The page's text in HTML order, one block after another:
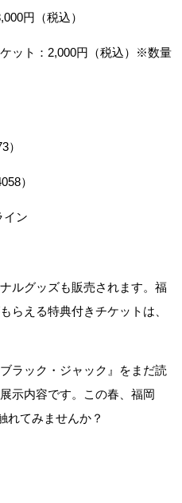
円（税込）
ット：2,000円（税込）※数量
）
）
イン
ルグッズも販売されます。福
らえる特典付きチケットは、
ラック・ジャック』をまだ読
示内容です。この春、福岡
れてみませんか？